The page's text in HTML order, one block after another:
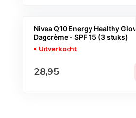
Nivea Q10 Energy Healthy Glow
Dagcrème - SPF 15 (3 stuks)
Uitverkocht
Normale prijs
28,95